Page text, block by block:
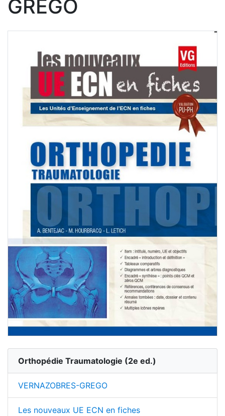
GREGO
Orthopédie Traumatologie (2e ed.)
VERNAZOBRES-GREGO
Les nouveaux UE ECN en fiches